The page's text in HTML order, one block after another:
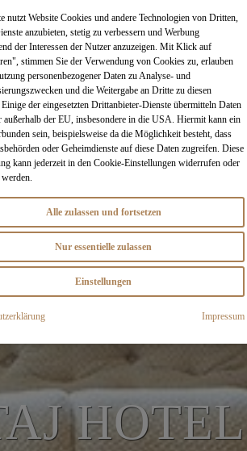
HOTEL
nutzt Website Cookies und andere Technologien von Dritten,
anzubieten, stetig zu verbessern und Werbung
der Interessen der Nutzer anzuzeigen. Mit Klick auf
stimmen Sie der Verwendung von Cookies zu, erlauben
personenbezogener Daten zu Analyse- und
und die Weitergabe an Dritte zu diesen
der eingesetzten Drittanbieter-Dienste übermitteln Daten
außerhalb der EU, insbesondere in die USA. Hiermit kann ein
sein, beispielsweise da die Möglichkeit besteht, dass
oder Geheimdienste auf diese Daten zugreifen. Diese
kann jederzeit in den Cookie-Einstellungen widerrufen oder
Alle zulassen und fortsetzen
Nur essentielle zulassen
Einstellungen
Impressum